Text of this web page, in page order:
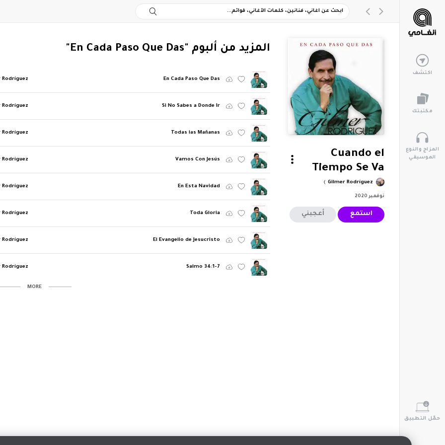
اكتشف
مكتبتك
المزاج والنوع
الموسيقي
حمّل التطبيق
Cuando el
Tiempo Se Va
Gilmer Rodríguez
نوفمبر 2020
استمع أعجبني
‏المزيد من ألبوم "En Cada Paso Que Das"
En Cada Paso Que Das
Rodríguez
Si No Sabes a Donde Ir
Rodríguez
Todas las Mañanas
Rodríguez
Vamos Con Jesús
Rodríguez
En Esta Navidad
Rodríguez
Toda Gloria
Rodríguez
El Evangelio de Jesucristo
Rodríguez
Salmo 34:1-7
Rodríguez
MORE